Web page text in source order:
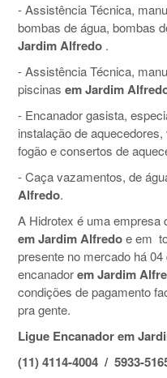
- Assistência Técnica,
bombas de água, bombas
Jardim Alfredo .
- Assistência Técnica,
piscinas em Jardim
- Encanador gasista,
instalação de
fogão e consertos de
- Caça vazamentos, de
Alfredo.
A Hidrotex é uma empresa
em Jardim Alfredoe em
presente no mercado há
encanadorem Jardim
condições de pagamento
pra gente.
Ligue Encanador em
(11) 4114-4004 / 5933-